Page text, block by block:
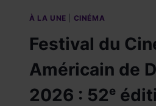
À LA UNE CINÉMA
Festival du
Américain de
2026 : 52ᵉ